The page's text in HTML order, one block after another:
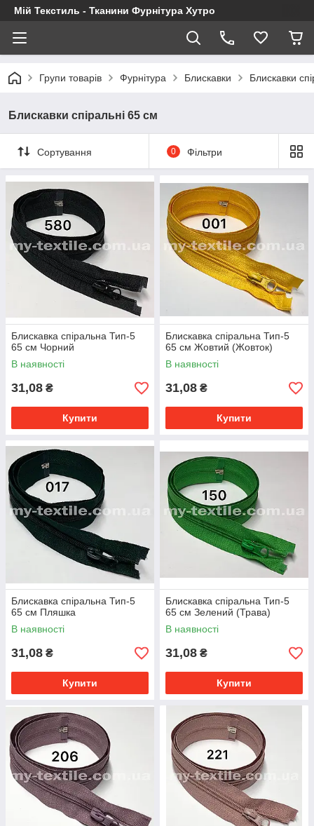
Мій Текстиль - Тканини Фурнітура Хутро
Групи товарів Фурнітура Блискавки Блискавки
Блискавки спіральні 65 см
Сортування 0 Фільтри
Блискавка спіральна Тип-5
65 см Чорний
В наявності
31,08 ₴
Купити
Блискавка спіральна Тип-5
65 см Жовтий (Жовток)
В наявності
31,08 ₴
Купити
Блискавка спіральна Тип-5
65 см Пляшка
В наявності
31,08 ₴
Купити
Блискавка спіральна Тип-5
65 см Зелений (Трава)
В наявності
31,08 ₴
Купити